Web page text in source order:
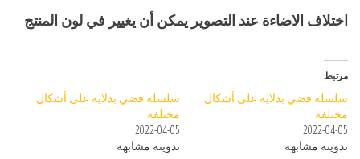
اختلاف الاضاءة عند التصوير يمكن أن يغيير في لون المنتج
مرتبط
سلسلة فضي بدلاية على أشكال
مختلفة
2022-04-05
تدوينة مشابهة
سلسلة فضي بدلاية على أشكال
مختلفة
2022-04-05
تدوينة مشابهة